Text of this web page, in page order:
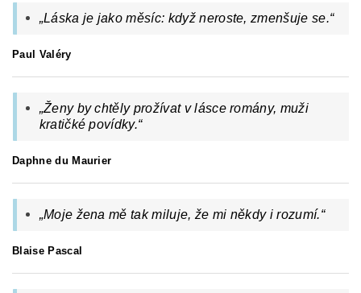
„Láska je jako měsíc: když neroste, zmenšuje se.“
Paul Valéry
„Ženy by chtěly prožívat v lásce romány, muži
kratičké povídky.“
Daphne du Maurier
„Moje žena mě tak miluje, že mi někdy i rozumí.“
Blaise Pascal